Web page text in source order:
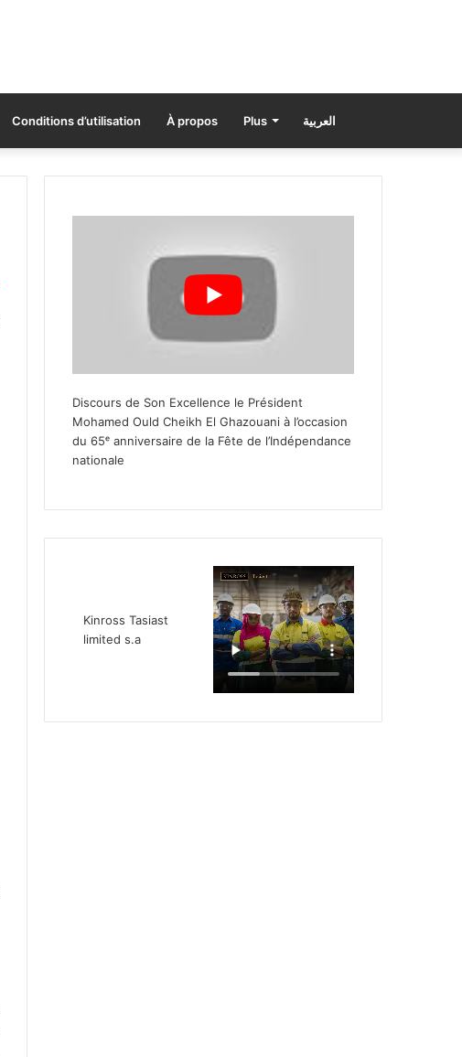
Conditions d’utilisation À propos Plus العربية
Discours de Son Excellence le Président
Mohamed Ould Cheikh El Ghazouani à l’occasion
du 65ᵉ anniversaire de la Fête de l’Indépendance
nationale
Kinross Tasiast
limited s.a